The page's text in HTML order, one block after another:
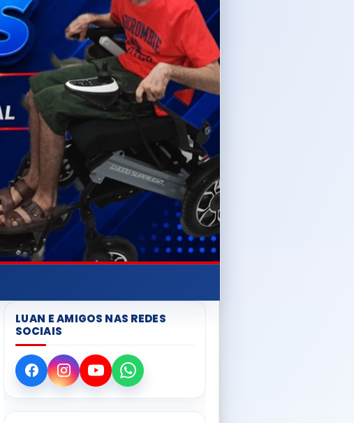
LUAN E AMIGOS NAS REDES
SOCIAIS